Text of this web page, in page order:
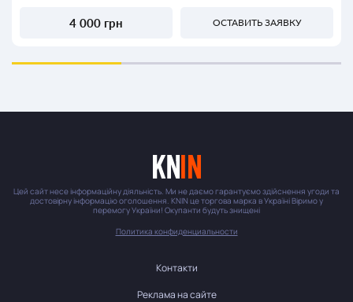
4 000 грн ОСТАВИТЬ ЗАЯВКУ
Цей сайт несе інформаційну діяльність. Ми не даємо гарантуємо здійснення угоди та
достовірну інформацію оголошення. KNIN це торгова марка в Україні Віримо у
перемогу України! Окупанти будуть знищені
Политика конфиденциальности
Контакти
Реклама на сайте